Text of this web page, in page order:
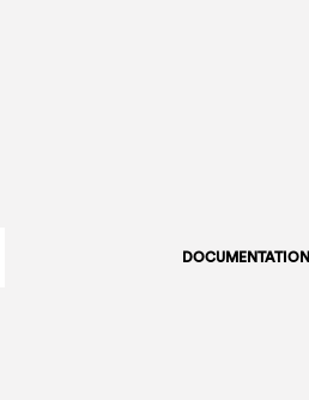
DOCUMENTATION